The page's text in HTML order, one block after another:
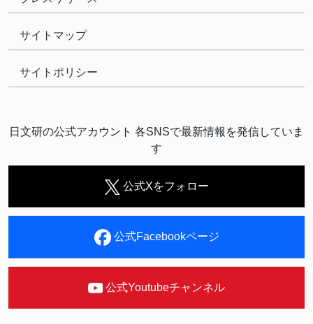
サイトマップ
サイトポリシー
日文研の公式アカウント 各SNSで最新情報を発信していま
す
公式Xをフォロー
公式Facebookページ
公式Youtubeチャンネル